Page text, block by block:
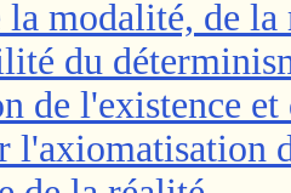
la modalité, de
du
de l'existence et
l'axiomatisation